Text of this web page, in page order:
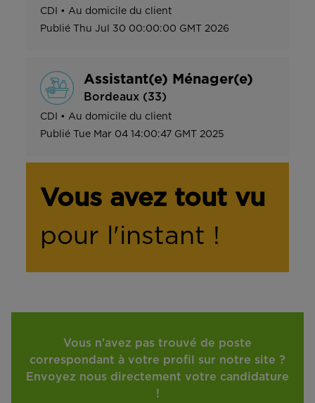
CDI • Au domicile du client
Publié
Thu Jul 30 00:00:00 GMT 2026
Assistant(e) Ménager(e)
Bordeaux (33)
CDI • Au domicile du client
Publié
Tue Mar 04 14:00:47 GMT 2025
Vous avez tout vu
pour l'instant !
Vous n'avez pas trouvé de poste
correspondant à votre profil sur notre site ?
Envoyez nous directement votre candidature
!